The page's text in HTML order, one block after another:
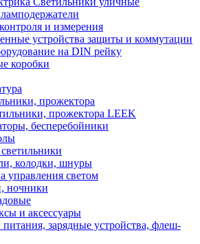
и измерения
устройства защиты и коммутации
на DIN рейку
коробки
прожектора
прожектора LEEK
бесперебойники
колодки, шнуры
управления светом
ночники
и аксессуары
зарядные устройства, флеш-